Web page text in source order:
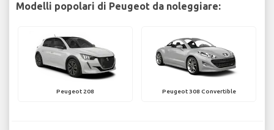
Modelli popolari di Peugeot da noleggiare:
Peugeot 208 Peugeot 308 Convertible